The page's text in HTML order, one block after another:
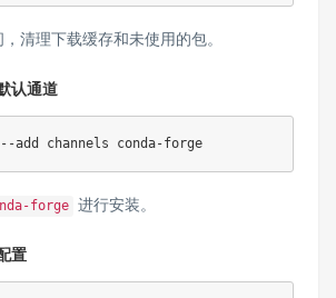
清理下载缓存和未使用的包。
认通道
add channels conda-forge
forge 进行安装。
置